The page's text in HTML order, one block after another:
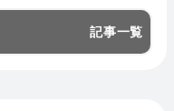
記事一覧